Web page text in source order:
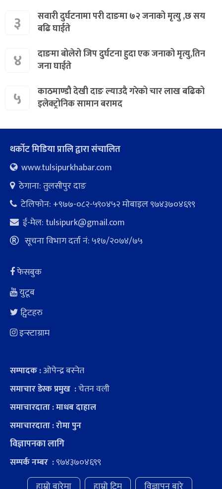
३
सवारी दुर्घटनामा परी दाङमा ७२ जनाको मृत्यु ,छ सय
बढि घाईते
४
दाङमा बोलेरो जिप दुर्घटना हुदा एक जनाको मृत्यु,तिन
जना घाईते
५
काठमाण्डौ देखी दाङ ल्याउदै गरेको चार लाख बढिको
इलेक्ट्रोनिक सामान बरामद
थर्कोट मिडिया प्रालि द्वारा संचालित
www.tulsipurkhabar.com
ठेगाना: तुलसीपुर दाङ
टेलिफोन: +९७७-०८२-५९०४५२ माेबाइल ९७४३७०४६९९
ई-मेल: tulsipurk@gmail.com
सूचना विभाग दर्ता नं: ५१७/२०७४/७५
फेसबुक
युटूब
ट्विटहरु
इन्स्टाग्राम
सम्पादक :ओपेन्द्र बस्नेत
समाचार डेस्क प्रमुख :चेतन वली
समाचारदाता : माधब दाहाल
समाचारदाता : रोमा पुन
विज्ञापनका लागि
सम्पर्क नम्बर :९७४३७०४६९९